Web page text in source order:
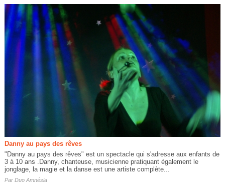
Danny au pays des rêves
"Danny au pays des rêves" est un spectacle qui s'adresse aux enfants de
3 à 10 ans .Danny, chanteuse, musicienne pratiquant également le
jonglage, la magie et la danse est une artiste complète...
Par Duo Amnésia